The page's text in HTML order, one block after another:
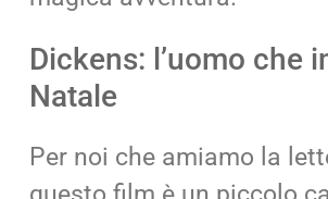
Dickens: l’uomo che
Natale
Per noi che amiamo la